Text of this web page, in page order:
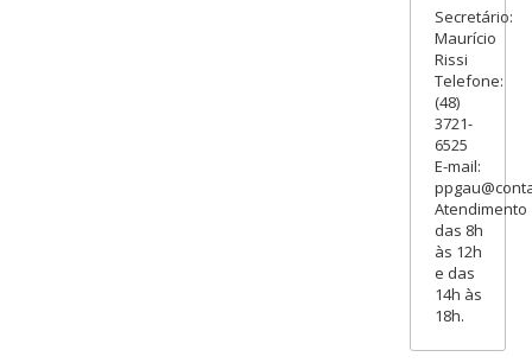
Secretário:
Maurício
Rissi
Telefone:
(48)
3721-
6525
E-mail:
Atendimento
das 8h
às 12h
e das
14h às
18h.